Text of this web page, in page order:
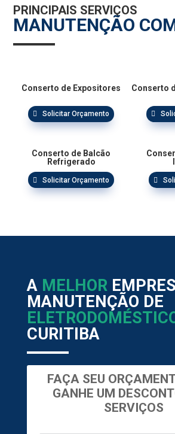
PRINCIPAIS SERVIÇOS
MANUTENÇÃO
Conserto de Expositores
Solicitar Orçamento
Conserto
Conserto de Balcão
Refrigerado
Solicitar Orçamento
A MELHOR
MANUTENÇÃO DE
CURITIBA
FAÇA SEU
GANHE UM
SERVIÇOS